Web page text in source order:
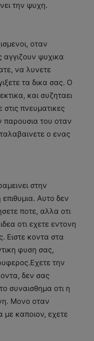
την ψυχη.
οταν
αγγιζουν ψυχικα
να λυνετε
τα δικα σας. Ο
και συζηταει
πνευματικες
παρουσια του οταν
ο ενας
στην
Αυτο δεν
ποτε, αλλα οτι
οτι εχετε εντονη
Ειστε κοντα στα
φυση σας,
την
δεν σας
συναισθημα οτι η
Μονο οταν
με καποιον, εχετε